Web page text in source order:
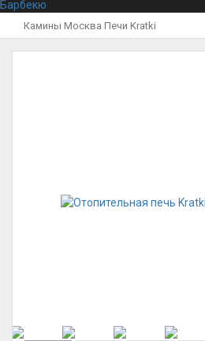
Барбекю
Камины Москва Печи Kratki